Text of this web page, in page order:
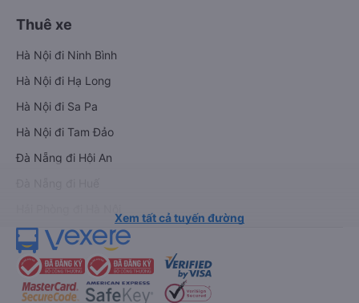
Thuê xe
Hà Nội đi Ninh Bình
Hà Nội đi Hạ Long
Hà Nội đi Sa Pa
Hà Nội đi Tam Đảo
Đà Nẵng đi Hội An
Xem tất cả tuyến đường